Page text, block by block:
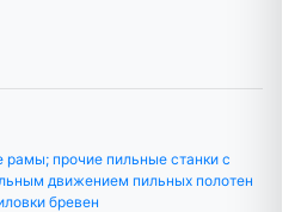
прочие пильные станки с
движением пильных полотен
бревен